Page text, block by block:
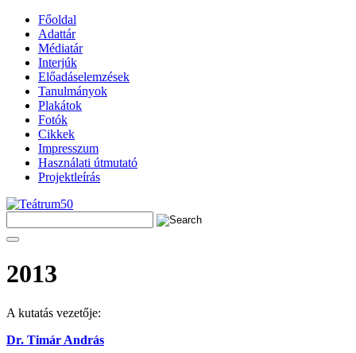
Főoldal
Adattár
Médiatár
Interjúk
Előadáselemzések
Tanulmányok
Plakátok
Fotók
Cikkek
Impresszum
Használati útmutató
Projektleírás
2013
A kutatás vezetője:
Dr. Timár András